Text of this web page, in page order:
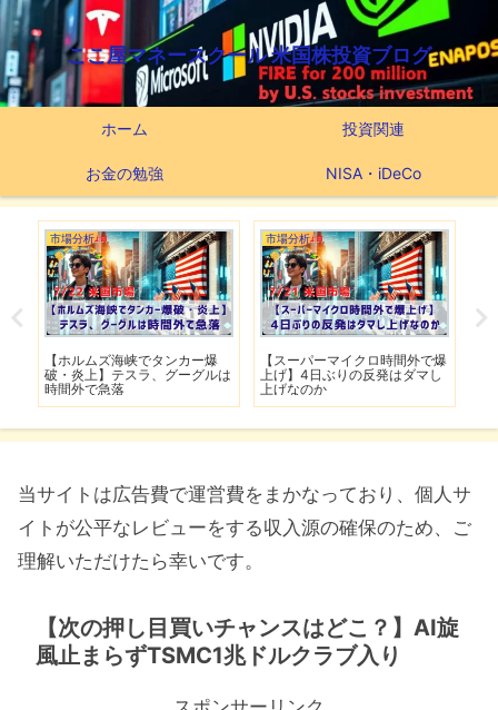
ここ屋マネースクール 米国株投資ブログ
ホーム 投資関連
お金の勉強 NISA・iDeCo
市場分析
【ホルムズ海峡でタンカー爆
破・炎上】テスラ、グーグルは
時間外で急落
市場分析
【スーパーマイクロ時間外で爆
上げ】4日ぶりの反発はダマし
上げなのか
当サイトは広告費で運営費をまかなっており、個人サ
イトが公平なレビューをする収入源の確保のため、ご
理解いただけたら幸いです。
【次の押し目買いチャンスはどこ？】AI旋
風止まらずTSMC1兆ドルクラブ入り